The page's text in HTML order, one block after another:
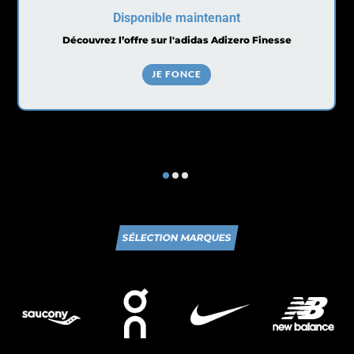
Disponible maintenant
Découvrez l’offre sur l'adidas Adizero Finesse
JE FONCE
SÉLECTION MARQUES